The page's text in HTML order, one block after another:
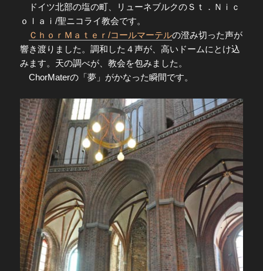
ドイツ北部の塩の町、リューネブルクのＳｔ．Ｎｉｃ
ｏｌａｉ/聖ニコライ教会です。
ＣｈｏｒＭａｔｅｒ/コールマーテルの澄み切った声が
響き渡りました。調和した４声が、高いドームにとけ込
みます。天の調べが、教会を包みました。
ChorMaterの「夢」がかなった瞬間です。